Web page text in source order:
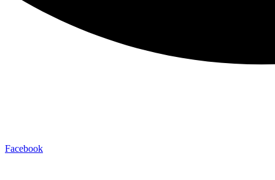
Facebook